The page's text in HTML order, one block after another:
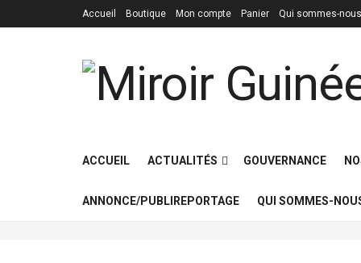
Accueil Boutique Mon compte Panier Qui sommes-
ACCUEIL ACTUALITÉS GOUVERNANCE
ANNONCE/PUBLIREPORTAGE QUI SOMMES-